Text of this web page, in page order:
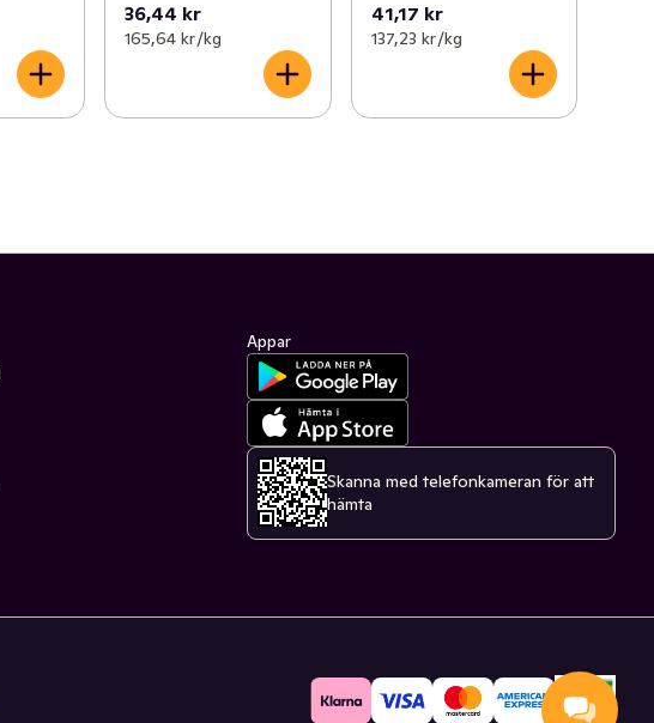
36,44 kr
165,64 kr /kg
41,17 kr
137,23 kr /kg
Appar
Skanna med telefonkameran för att
hämta